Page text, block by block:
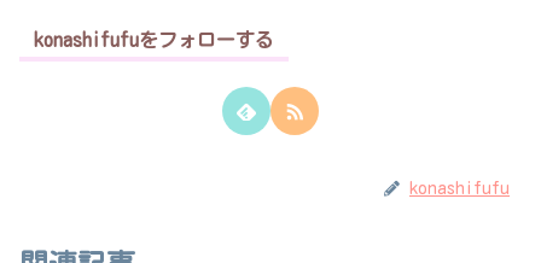
konashifufuをフォローする
konashifufu